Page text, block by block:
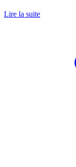
Lire la suite